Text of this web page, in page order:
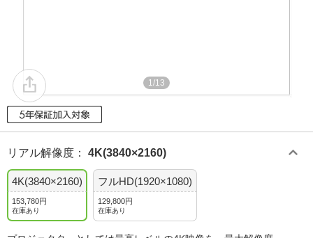
1/13
リアル解像度 ： 4K(3840×2160)
4K(3840×2160)
153,780円
在庫あり
フルHD(1920×1080)
129,800円
在庫あり